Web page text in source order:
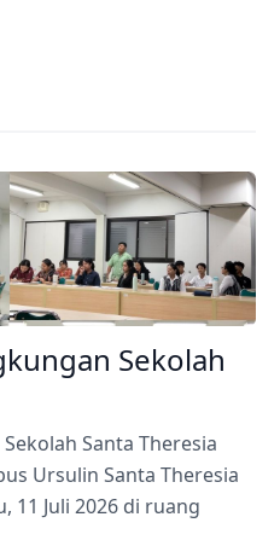
Sekolah
Santa Theresia
Ursulin Santa Theresia
11 Juli 2026 di ruang